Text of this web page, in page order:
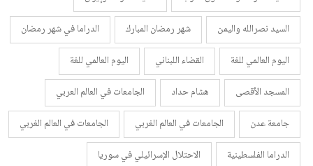
السيد نصرالله واليمن
شهر رمضان المبارك
الدراما في شهر رمضان
اليوم العالمي للغة
القضاء اللبناني
اليوم العالمي للغة
المسجد الأقصى
هشام حداد
الجامعات في العالم العربي
جامعة عدن
الجامعات في العالم الغربي
الجامعات في العالم الغربي
الدراما الفلسطينية
الاحتلال الإسرائيلي في سوريا